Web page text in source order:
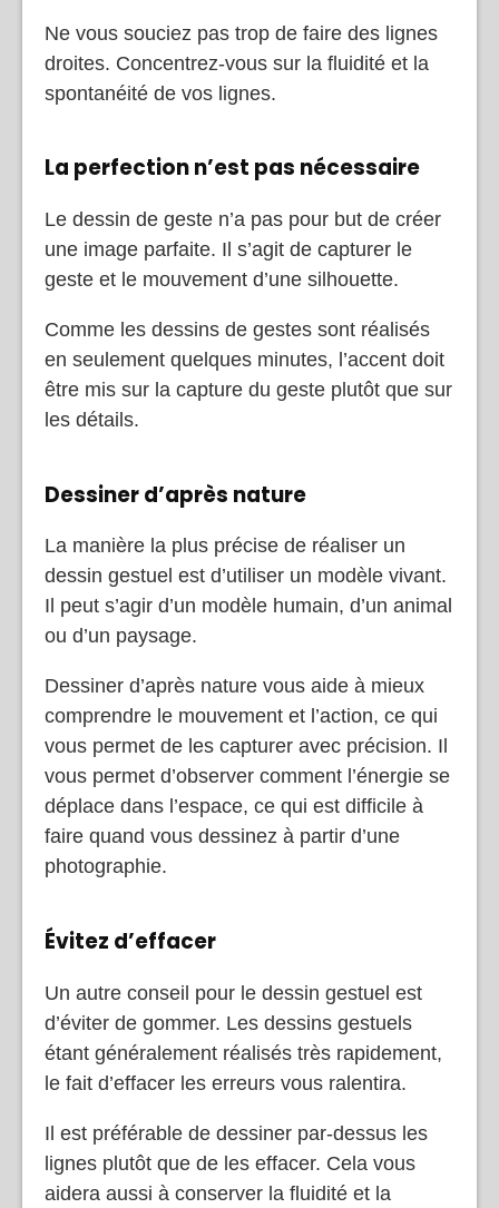
Ne vous souciez pas trop de faire des lignes
droites. Concentrez-vous sur la fluidité et la
spontanéité de vos lignes.
La perfection n’est pas nécessaire
Le dessin de geste n’a pas pour but de créer
une image parfaite. Il s’agit de capturer le
geste et le mouvement d’une silhouette.
Comme les dessins de gestes sont réalisés
en seulement quelques minutes, l’accent doit
être mis sur la capture du geste plutôt que sur
les détails.
Dessiner d’après nature
La manière la plus précise de réaliser un
dessin gestuel est d’utiliser un modèle vivant.
Il peut s’agir d’un modèle humain, d’un animal
ou d’un paysage.
Dessiner d’après nature vous aide à mieux
comprendre le mouvement et l’action, ce qui
vous permet de les capturer avec précision. Il
vous permet d’observer comment l’énergie se
déplace dans l’espace, ce qui est difficile à
faire quand vous dessinez à partir d’une
photographie.
Évitez d’effacer
Un autre conseil pour le dessin gestuel est
d’éviter de gommer. Les dessins gestuels
étant généralement réalisés très rapidement,
le fait d’effacer les erreurs vous ralentira.
Il est préférable de dessiner par-dessus les
lignes plutôt que de les effacer. Cela vous
aidera aussi à conserver la fluidité et la